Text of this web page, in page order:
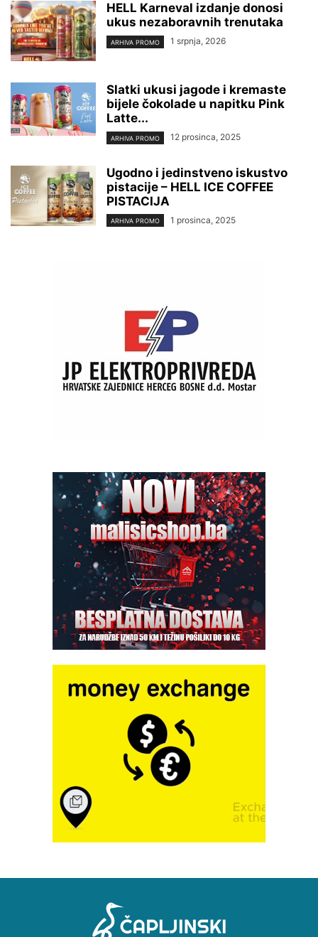
HELL Karneval izdanje donosi
ukus nezaboravnih trenutaka
ARHIVA PROMO 1 srpnja, 2026
Slatki ukusi jagode i kremaste
bijele čokolade u napitku Pink
Latte...
ARHIVA PROMO 12 prosinca, 2025
Ugodno i jedinstveno iskustvo
pistacije – HELL ICE COFFEE
PISTACIJA
ARHIVA PROMO 1 prosinca, 2025